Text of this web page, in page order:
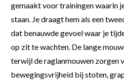
gemaakt voor trainingen waarin
staan. Je draagt hem als een
dat benauwde gevoel waar je
op zit te wachten. De lange
terwijl de raglanmouwen zorgen
bewegingsvrijheid bij stoten,